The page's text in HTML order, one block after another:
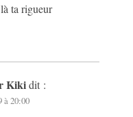
ta rigueur
Kiki dit :
à 20:00